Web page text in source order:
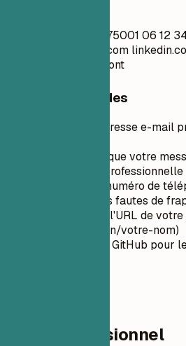
Jean Dupont Paris, 75001 06 12
jean.dupont@email.com
github.com/jeandupont
Conseils rapides
Utilisez une adresse e-mail
Assurez-vous que votre
configurée et professionnelle
Vérifiez votre numéro de
e-mail pour les fautes de
Personnalisez l'URL de
(linkedin.com/in/votre-nom)
Incluez un lien GitHub pour
Profil professionnel